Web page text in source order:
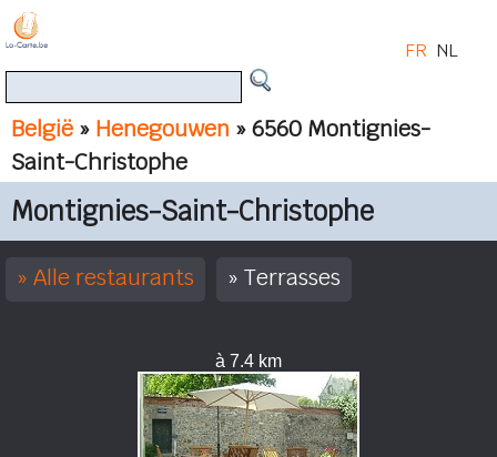
België » Henegouwen » 6560 Montignies-
Saint-Christophe
FR NL
Montignies-Saint-Christophe
Alle restaurants Terrasses
à 7.4 km